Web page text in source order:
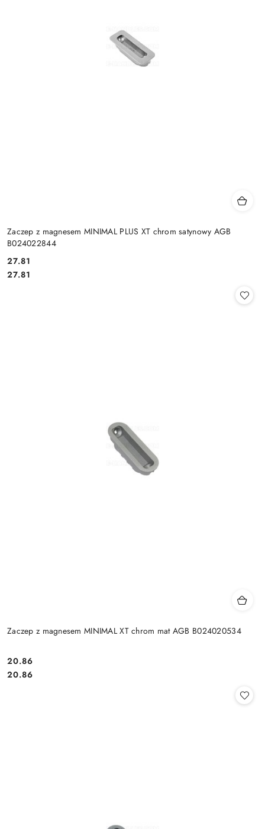
Zaczep z magnesem MINIMAL PLUS XT chrom satynowy AGB
B024022844
Cena:
27.81
Cena:
27.81
Zaczep z magnesem MINIMAL XT chrom mat AGB B024020534
Cena:
20.86
Cena:
20.86